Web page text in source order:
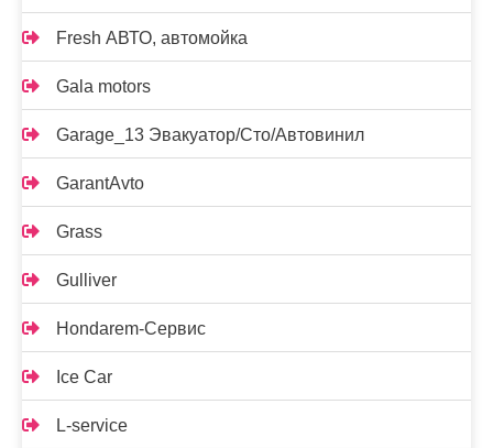
Fresh АВТО, автомойка
Gala motors
Garage_13 Эвакуатор/Сто/Автовинил
GarantAvto
Grass
Gulliver
Hondarem-Сервис
Ice Car
L-service